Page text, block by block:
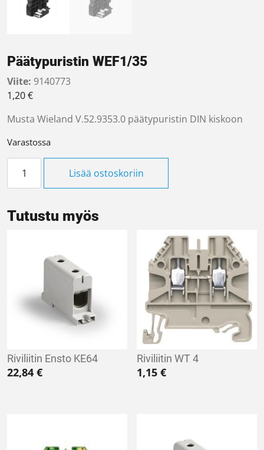
Päätypuristin WEF1/35
Viite: 9140773
1,20€
Musta Wieland V.52.9353.0 päätypuristin DIN kiskoon
Varastossa
Lisää ostoskoriin
Tutustu myös
Riviliitin Ensto KE64
22,84 €
Riviliitin WT 4
1,15€